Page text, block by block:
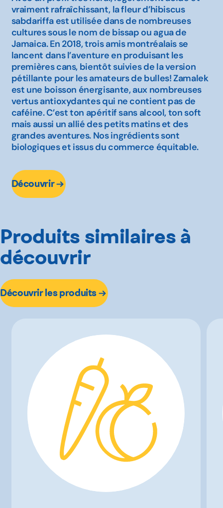
vraiment rafraîchissant, la fleur d’hibiscus
sabdariffa est utilisée dans de nombreuses
cultures sous le nom de bissap ou agua de
Jamaica. En 2018, trois amis montréalais se
lancent dans l’aventure en produisant les
premières cans, bientôt suivies de la version
pétillante pour les amateurs de bulles! Zamalek
est une boisson énergisante, aux nombreuses
vertus antioxydantes qui ne contient pas de
caféine. C’est ton apéritif sans alcool, ton soft
mais aussi un allié des petits matins et des
grandes aventures. Nos ingrédients sont
biologiques et issus du commerce équitable.
Découvrir
Produits similaires à
découvrir
Découvrir les produits